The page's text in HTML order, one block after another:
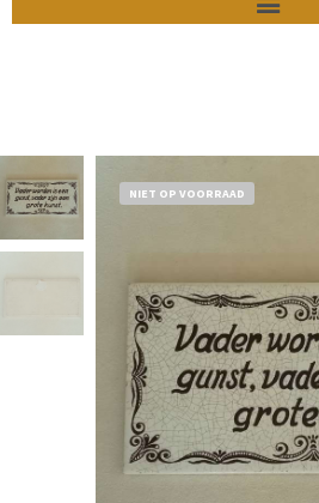
NIET OP VOORRAAD